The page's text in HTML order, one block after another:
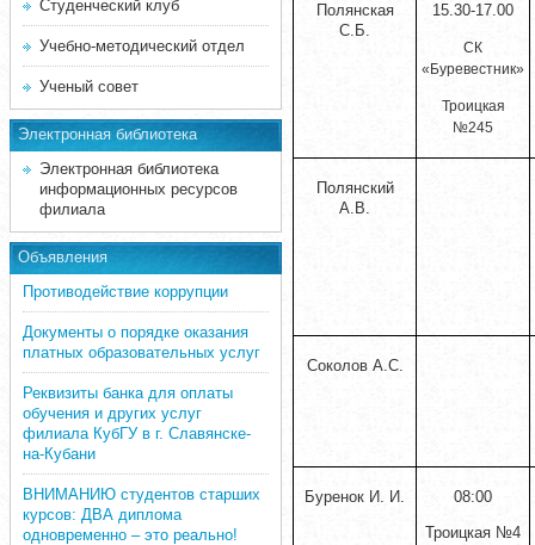
Студенческий клуб
Учебно-методический отдел
Ученый совет
Электронная библиотека
Электронная библиотека
информационных ресурсов
филиала
Объявления
Противодействие коррупции
Документы о порядке оказания
платных образовательных услуг
Реквизиты банка для оплаты
обучения и других услуг
филиала КубГУ в г. Славянске-
на-Кубани
ВНИМАНИЮ студентов старших
курсов: ДВА диплома
одновременно – это реально!
Полянская
С.Б.
15.30-17.00
СК
«Буревестник»
Троицкая
№245
Полянский
А.В.
Соколов А.С.
Буренок И. И.
08:00
Троицкая №4